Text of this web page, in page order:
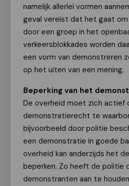
namelijk allerlei vormen
geval vereist dat het gaat
door een groep in het
verkeersblokkades worden
een vorm van demonstreren
op het uiten van een mening.
Beperking van het
De overheid moet zich actief
demonstratierecht te
bijvoorbeeld door politie
een demonstratie in goede
overheid kan anderzijds het
beperken. Zo heeft de politie
demonstranten aan te